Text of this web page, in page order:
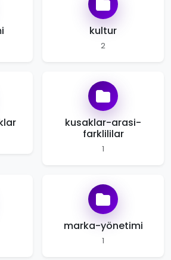
kultur
2
kusaklar-arasi-
farklililar
1
marka-yönetimi
1